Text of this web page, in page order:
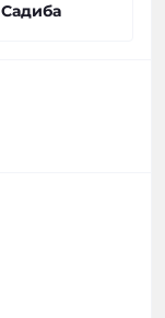
Садиба